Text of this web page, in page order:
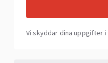
Vi skyddar dina uppgifter i